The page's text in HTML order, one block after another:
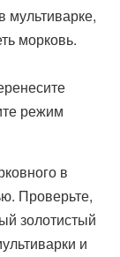
мультиварке,
морковь.
режим
в
Проверьте,
золотистый
и